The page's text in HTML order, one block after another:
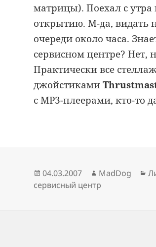
матрицы). Поехал с
открытию. М-да, видать
очереди около часа.
сервисном центре? Нет,
Практически все
джойстиками
с MP3-плеерами, кто-то
Опубликовано
04.03.2007 Автор
MadDog
сервисный центр